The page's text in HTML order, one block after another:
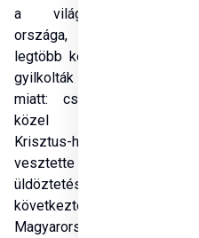
a világ azon
országa, ahol a
legtöbb keresztényt
gyilkolták meg a hite
miatt: csak tavaly
közel ötezer
Krisztus-hívő
vesztette életét
üldöztetés
következtében.
Magyarország